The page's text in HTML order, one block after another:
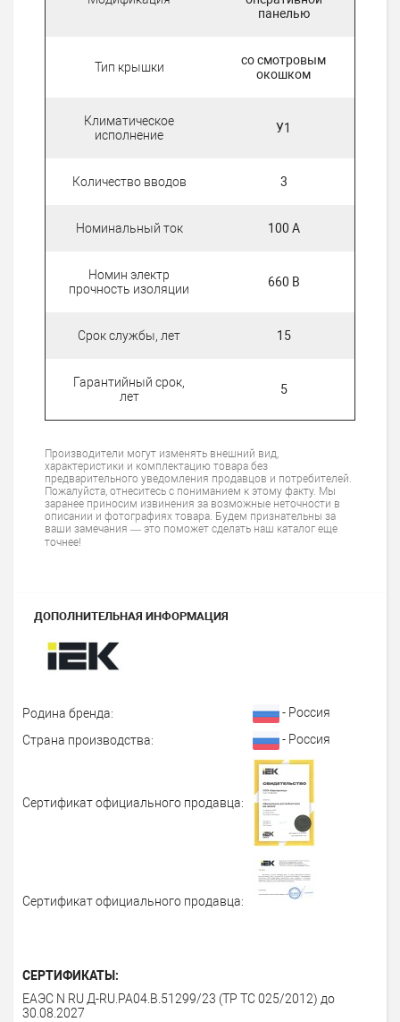
панелью
Тип крышки
со смотровым
окошком
Климатическое
исполнение
У1
Количество вводов 3
Номинальный ток 100 А
Номин электр
прочность изоляции
660 В
Срок службы, лет 15
Гарантийный срок,
лет
5
Производители могут изменять внешний вид,
характеристики и комплектацию товара без
предварительного уведомления продавцов и потребителей.
Пожалуйста, отнеситесь с пониманием к этому факту. Мы
заранее приносим извинения за возможные неточности в
описании и фотографиях товара. Будем признательны за
ваши замечания — это поможет сделать наш каталог еще
точнее!
ДОПОЛНИТЕЛЬНАЯ ИНФОРМАЦИЯ
Родина бренда:
- Россия
Страна производства:
- Россия
Сертификат официального продавца:
Сертификат официального продавца:
СЕРТИФИКАТЫ:
ЕАЭС N RU Д-RU.РА04.В.51299/23 (ТР ТС 025/2012) до
30.08.2027